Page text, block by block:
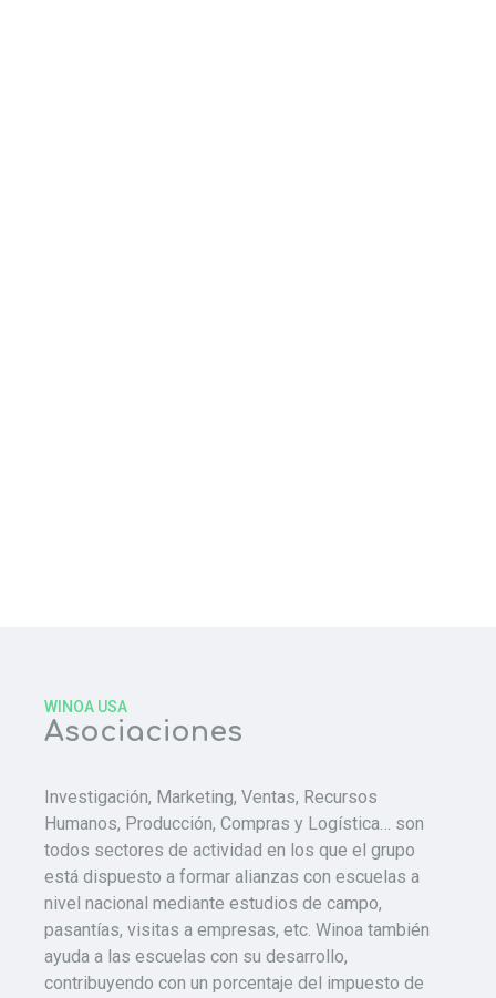
Asociaciones
WINOA USA
Investigación, Marketing, Ventas, Recursos
Humanos, Producción, Compras y Logística… son
todos sectores de actividad en los que el grupo
está dispuesto a formar alianzas con escuelas a
nivel nacional mediante estudios de campo,
pasantías, visitas a empresas, etc. Winoa también
ayuda a las escuelas con su desarrollo,
contribuyendo con un porcentaje del impuesto de